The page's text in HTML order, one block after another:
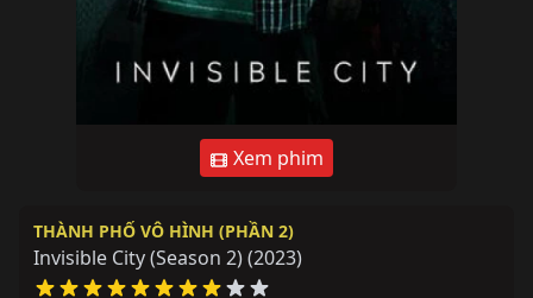
Xem phim
THÀNH PHỐ VÔ HÌNH (PHẦN 2)
Invisible City (Season 2)(2023)